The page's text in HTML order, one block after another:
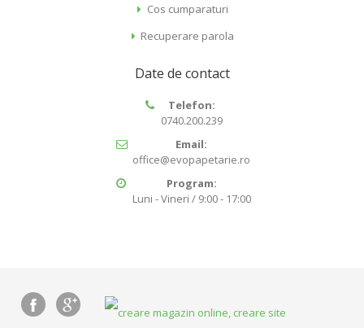
Cos cumparaturi
Recuperare parola
Date de contact
Telefon:
0740.200.239
Email:
office@evopapetarie.ro
Program:
Luni - Vineri / 9:00 - 17:00